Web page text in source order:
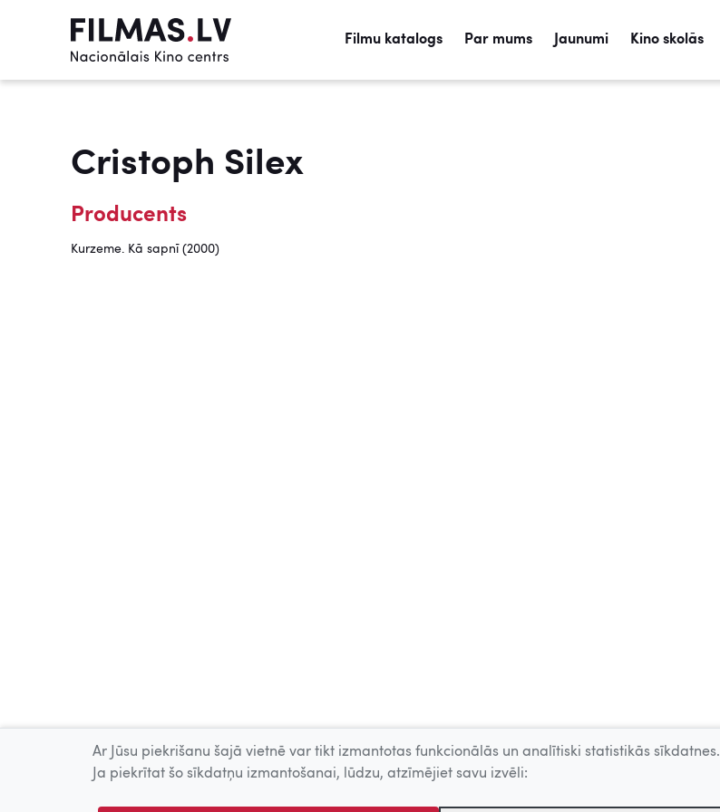
Filmu katalogs Par mums Jaunumi Kino skolās
Cristoph Silex
Producents
Kurzeme. Kā sapnī (2000)
Ar Jūsu piekrišanu šajā vietnē var tikt izmantotas funkcionālās un analītiski statistikās sīkdatnes.
Ja piekrītat šo sīkdatņu izmantošanai, lūdzu, atzīmējiet savu izvēli: